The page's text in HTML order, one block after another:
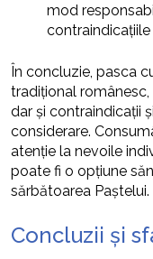
mod
contraindicațiile
În concluzie, pasca
tradițional românesc,
dar și contraindicații
considerare.
atenție la nevoile
poate fi o opțiune
sărbătoarea Paștelui.
Concluzii și